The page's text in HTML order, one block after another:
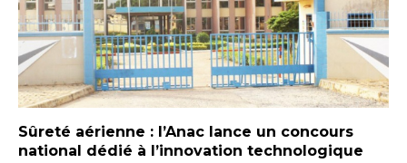
Sûreté aérienne : l’Anac lance un concours
national dédié à l’innovation technologique